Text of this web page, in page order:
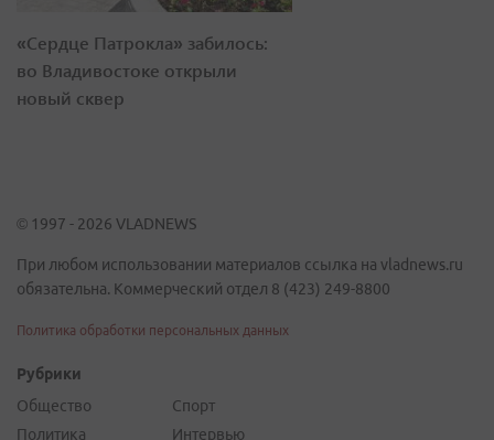
«Сердце Патрокла» забилось:
во Владивостоке открыли
новый сквер
© 1997 - 2026 VLADNEWS
При любом использовании материалов ссылка на vladnews.ru
обязательна. Коммерческий отдел 8 (423) 249-8800
Политика обработки персональных данных
Рубрики
Общество
Политика
Спорт
Интервью